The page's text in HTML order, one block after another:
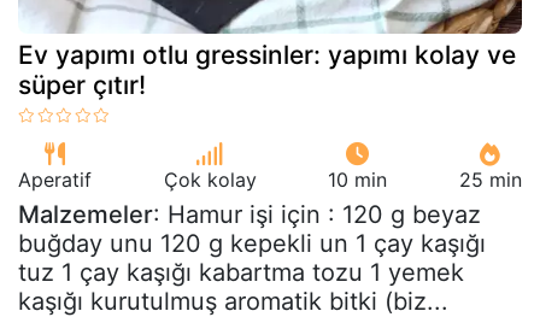
Ev yapımı otlu gressinler: yapımı kolay ve
süper çıtır!
Aperatif Çok kolay 10 min 25 min
Malzemeler: Hamur işi için : 120 g beyaz
buğday unu 120 g kepekli un 1 çay kaşığı
tuz 1 çay kaşığı kabartma tozu 1 yemek
kaşığı kurutulmuş aromatik bitki (biz...